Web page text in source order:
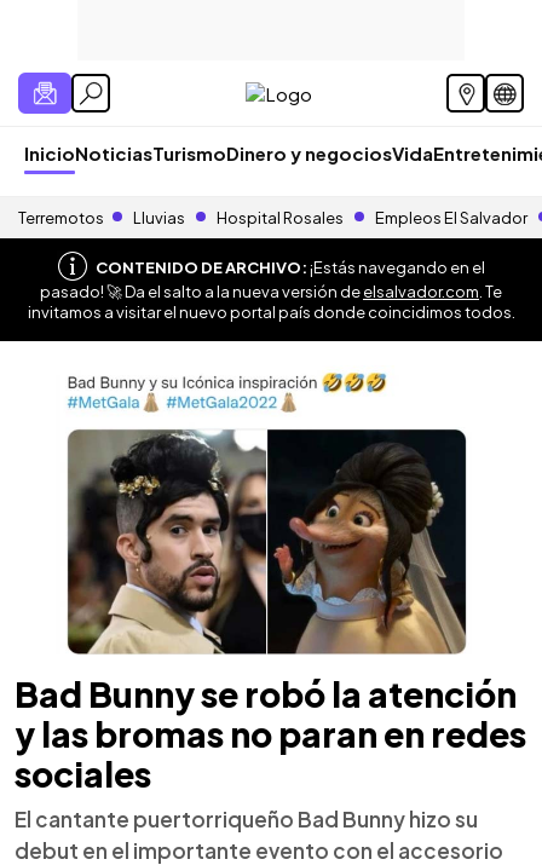
InicioNoticiasTurismoDinero y negociosVida
Terremotos Lluvias Hospital Rosales Empleos El Salvador
CONTENIDO DE ARCHIVO:¡Estás navegando en el
pasado! 🚀 Da el salto a la nueva versión deelsalvador.com . Te
invitamos a visitar el nuevo portal país donde coincidimos todos.
Bad Bunny se robó la atención
y las bromas no paran en redes
sociales
El cantante puertorriqueño Bad Bunny hizo su
debut en el importante evento con el accesorio